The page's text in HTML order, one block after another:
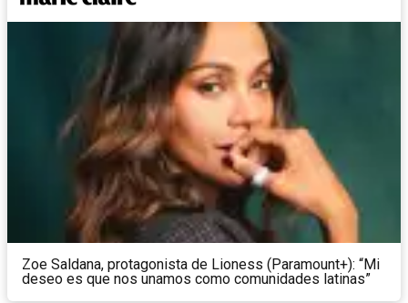
Zoe Saldana, protagonista de Lioness (Paramount+): “Mi
deseo es que nos unamos como comunidades latinas”